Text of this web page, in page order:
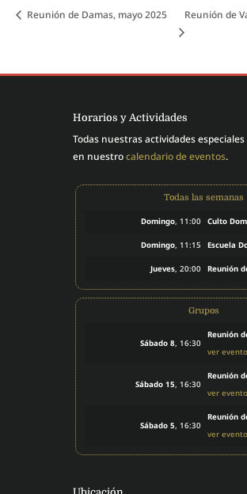
Reunión de Damas, mayo 2025 Reunión de
Horarios y Actividades
Todas nuestras actividades
en nuestrocalendario de eventos.
Todas las semanas
Domingo, 11:00 Culto
Domingo, 11:15 Escuela
Jueves, 20:00 Reunión
Grupos
Sábado 8 , 16:30
Reunión
ver evento
Sábado 15 , 16:30
Reunión
ver evento
Sábado 5 , 16:30
Reunión
ver evento